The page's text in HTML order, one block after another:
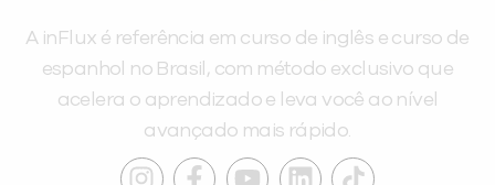
A inFlux é referência em curso de inglês e curso de
espanhol no Brasil, com método exclusivo que
acelera o aprendizado e leva você ao nível
avançado mais rápido.